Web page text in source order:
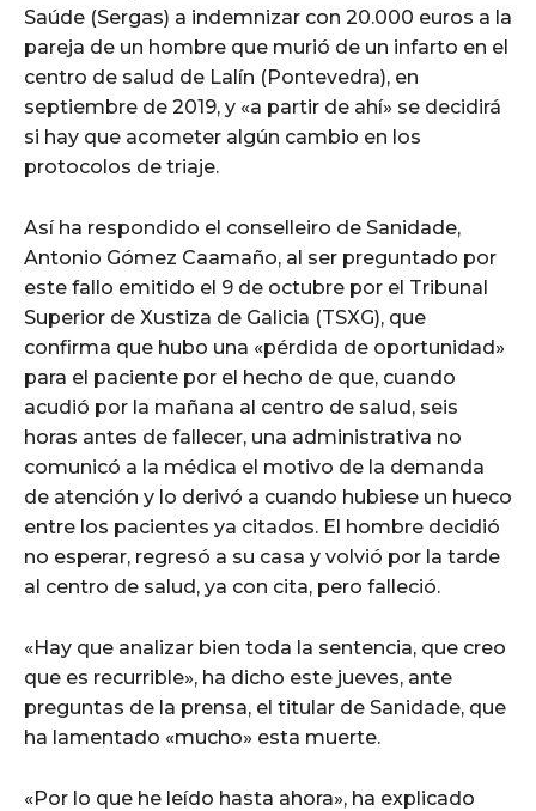
Saúde (Sergas) a indemnizar con 20.000 euros a la
pareja de un hombre que murió de un infarto en el
centro de salud de Lalín (Pontevedra), en
septiembre de 2019, y «a partir de ahí» se decidirá
si hay que acometer algún cambio en los
protocolos de triaje.
Así ha respondido el conselleiro de Sanidade,
Antonio Gómez Caamaño, al ser preguntado por
este fallo emitido el 9 de octubre por el Tribunal
Superior de Xustiza de Galicia (TSXG), que
confirma que hubo una «pérdida de oportunidad»
para el paciente por el hecho de que, cuando
acudió por la mañana al centro de salud, seis
horas antes de fallecer, una administrativa no
comunicó a la médica el motivo de la demanda
de atención y lo derivó a cuando hubiese un hueco
entre los pacientes ya citados. El hombre decidió
no esperar, regresó a su casa y volvió por la tarde
al centro de salud, ya con cita, pero falleció.
«Hay que analizar bien toda la sentencia, que creo
que es recurrible», ha dicho este jueves, ante
preguntas de la prensa, el titular de Sanidade, que
ha lamentado «mucho» esta muerte.
«Por lo que he leído hasta ahora», ha explicado